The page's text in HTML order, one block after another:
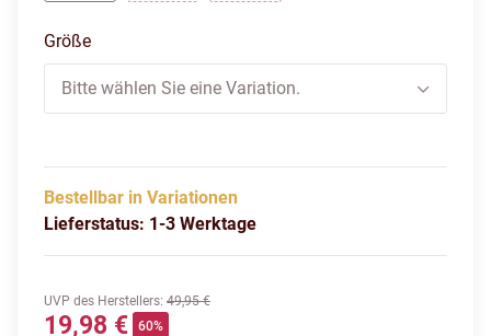
Größe
Bitte wählen Sie eine Variation.
Bestellbar in Variationen
Lieferstatus: 1-3 Werktage
UVP des Herstellers: 49,95 €
19,98 € 60%